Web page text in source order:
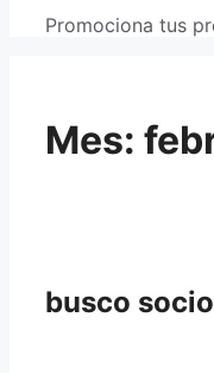
Promociona tus
Mes:
busco socio